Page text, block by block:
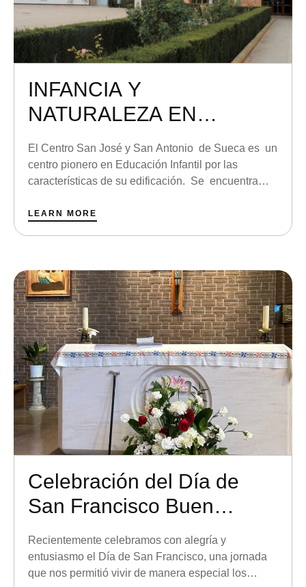
INFANCIA Y
NATURALEZA EN
ARMONÍA
El Centro San José y San Antonio de Sueca es un
centro pionero en Educación Infantil por las
características de su edificación. Se encuentra
en las afueras de la ciudad de Sueca (Valencia),
LEARN MORE
Celebración del Día de
San Francisco Buen
Consejo Madrid
Recientemente celebramos con alegría y
entusiasmo el Día de San Francisco, una jornada
que nos permitió vivir de manera especial los